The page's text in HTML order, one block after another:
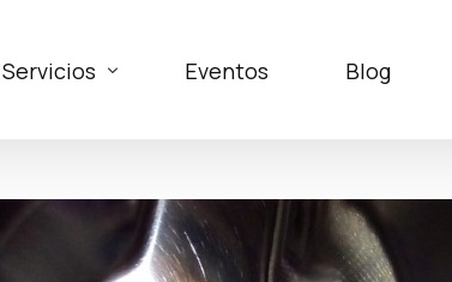
Servicios
Canal de Denuncias
Eventos Blog